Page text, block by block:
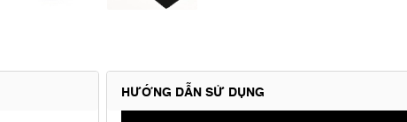
HƯỚNG DẪN SỬ DỤNG